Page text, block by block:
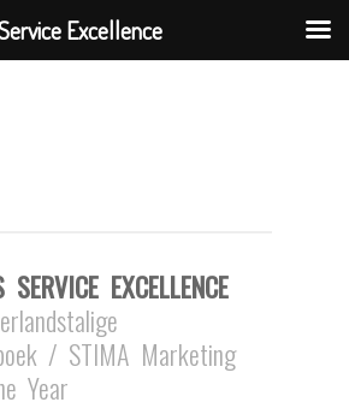
SERVICE EXCELLENCE
/ STIMA Marketing
Year
Excellence